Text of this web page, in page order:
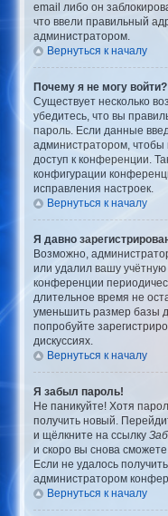
email либо он
что ввели правильный
администратором.
Вернуться к началу
Почему я не могу войти?
Существует несколько
убедитесь, что вы
пароль. Если данные
администратором,
доступ к конференции.
конфигурации
исправления настроек.
Вернуться к началу
Я давно
Возможно,
или удалил вашу учётную
конференции
длительное время не
уменьшить размер базы
попробуйте
дискуссиях.
Вернуться к началу
Я забыл пароль!
Не паникуйте! Хотя
получить новый.
и щёлкните на ссылку
и скоро вы снова
Если не удалось
администратором
Вернуться к началу